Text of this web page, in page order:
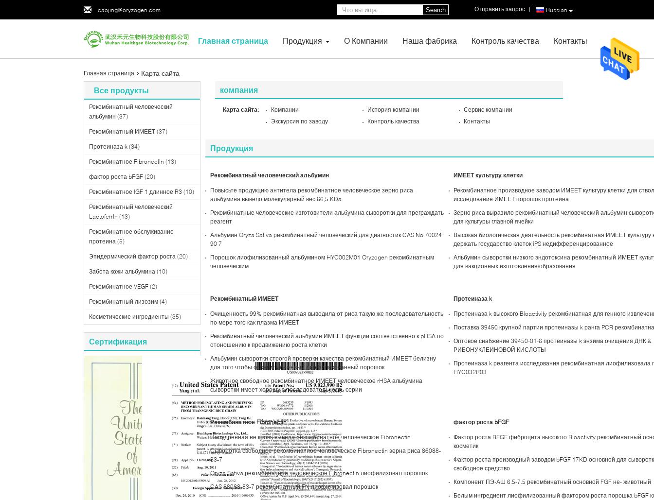
caojing@oryzogen.com Russian
Отправить запрос |
Search
Главная страница Продукция О Компании Наша фабрика Контроль качества Контакты
Главная страница Карта сайта
Все продукты
Рекомбинатный человеческий
альбумин (37)
Рекомбинатный ИМЕЕТ (37)
Протеиназа k (34)
Рекомбинатное Fibronectin (13)
фактор роста bFGF (20)
Рекомбинатное IGF 1 длинное R3 (10)
Рекомбинатный человеческий
Lactoferrin (13)
Рекомбинатное обслуживание
протеина (5)
Эпидермический фактор роста (20)
Забота кожи альбумина (10)
Рекомбинатное VEGF (2)
Рекомбинатный лизозим (4)
Косметические ингредиенты (35)
Сертификация
компания
Карта сайта: Компании История компании
Сервис компании
Экскурсия по заводу
Контроль качества Контакты
Продукция
Рекомбинатный человеческий альбумин
Повысьте продукцию антитела рекомбинатное человеческое зерно риса
альбумина вывело молекулярный вес 66,5 KDa
Рекомбинатные человеческие изготовители альбумина сыворотки для преграждать
реагент
Альбумин Oryza Sativa рекомбинатный человеческий для диагностик CAS No.70024
90 7
Порошок лиофилизованный альбумином HYC002M01 Oryzogen рекомбинатным
человеческим
ИМЕЕТ культуру клетки
Рекомбинатное производное заводом ИМЕЕТ культуру клетки для
исследование ИМЕЕТ порошок протеина
Зерно риса выразило рекомбинатный человеческий альбумин
для культуры главной ячейки
Высокая биологическая деятельность рекомбинатная ИМЕЕТ культуру
держать государство клеток iPS недифференцированное
Альбумин сыворотки низкого эндотоксина рекомбинатный ИМЕЕТ
для вакционных изготовления/образования
Рекомбинатный ИМЕЕТ
Очищенность 99% рекомбинатная выводила от риса такую же последовательность
по мере того как плазма ИМЕЕТ
Рекомбинатный человеческий альбумин ИМЕЕТ функции соответственно к pHSA по
отоношению к продвижению роста клетки
Альбумин сыворотки строгой проверки качества рекомбинатный ИМЕЕТ белизну
для того чтобы осветить бежевый лиофилизованный порошок
Животное свободное рекомбинатное ИМЕЕТ человеческое rHSA альбумина
сыворотки имеет хорошую последовательность серии
Протеиназа k
Протеиназа k высокого Bioactivity рекомбинатная для генного
Поставка 39450 крупной партии протеиназы k ранга PCR
Оптовое снабжение 39450-01-6 протеиназы k энзима очищения ДНК &
РИБОНУКЛЕИНОВОЙ КИСЛОТЫ
Протеиназа k реагента исследования рекомбинатная лиофилизовала
HYC032R03
Рекомбинатное Fibronectin
Напудренная не кровь вывела рекомбинатное человеческое Fibronectin
Сыворотка свободное рекомбинатное человеческое Fibronectin зерна риса 86088-
83-7
Oryza Sativa рекомбинатное человеческое Fibronectin лиофилизовал порошок
CAS 86088-83-7 рекомбинатный FN лиофилизовал порошок
фактор роста bFGF
Фактор роста BFGF фиброцита высокого Bioactivity рекомбинатный
косметик
Фактор роста производный заводом bFGF 17KD основной для
свободное средство
Компонент ПЭ-АШ 6.5-7.5 рекомбинатный основной FGF не- животный
Белым ингредиент лиофилизованный фактором роста порошка bFGF